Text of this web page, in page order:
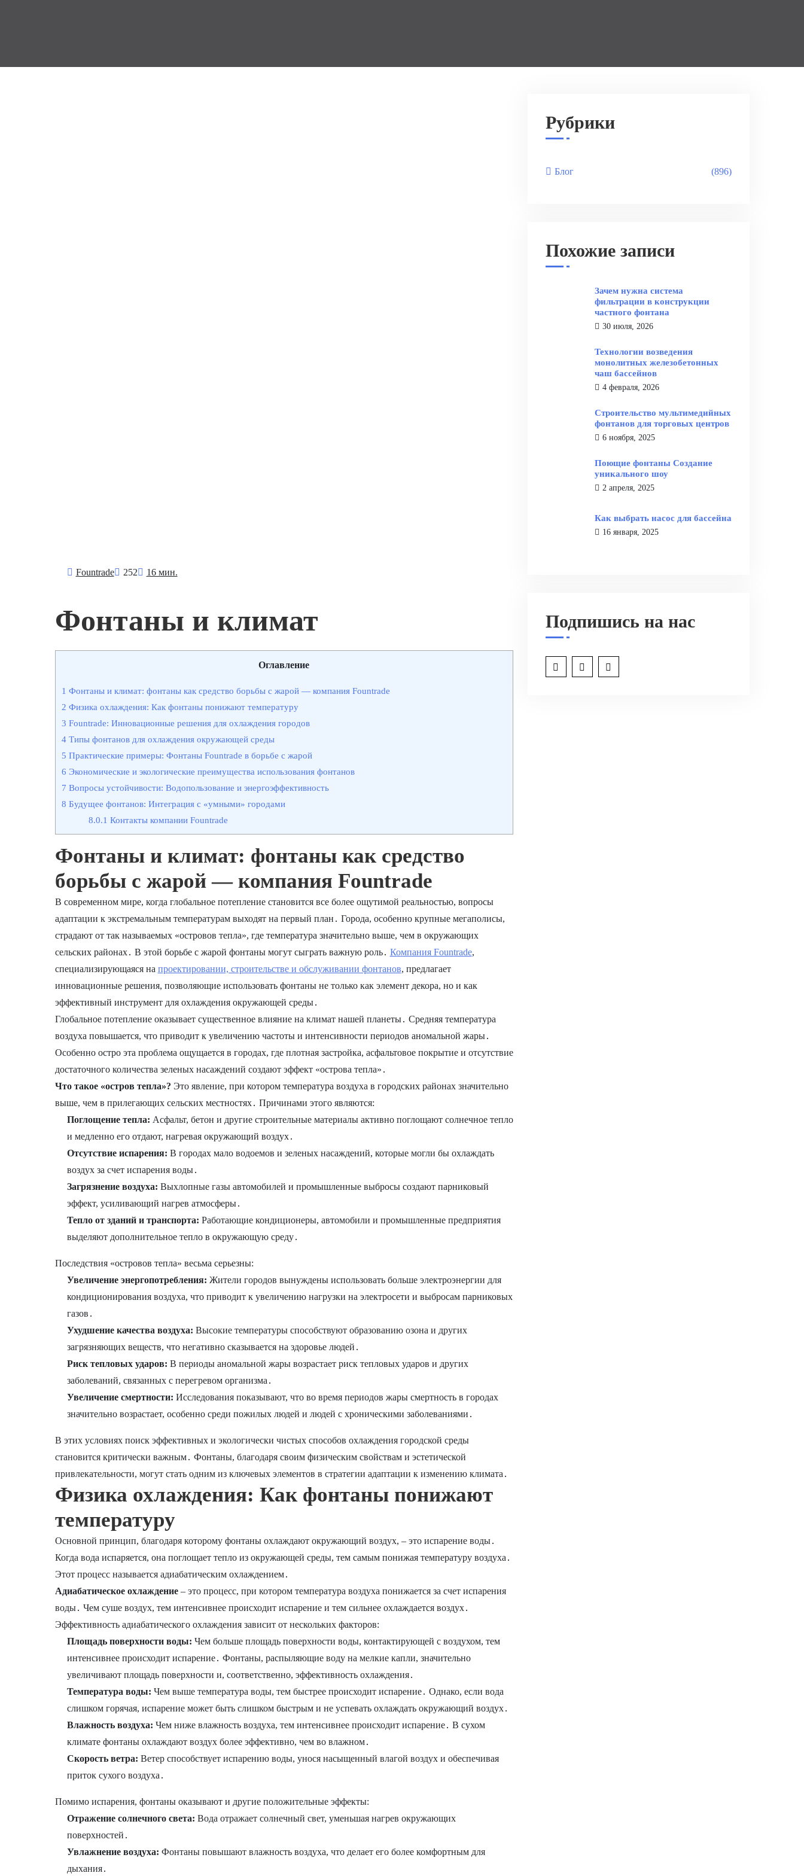
Fоuntrade 252 16 мин.
Фонтаны и климат
Оглавление
1 Фонтаны и климат: фонтаны как средство борьбы с жарой — компания Fountrade
2 Физика охлаждения: Как фонтаны понижают температуру
3 Fountrade: Инновационные решения для охлаждения городов
4Типы фонтанов для охлаждения окружающей среды
5 Практические примеры: Фонтаны Fountrade в борьбе с жарой
6 Экономические и экологические преимущества использования фонтанов
7 Вопросы устойчивости: Водопользование и энергоэффективность
8 Будущее фонтанов: Интеграция с «умными» городами
8.0.1 Контакты компании Fountrade
Фонтаны и климат: фонтаны как средство
борьбы с жарой — компания Fountrade
В современном мире, когда глобальное потепление становится все более ощутимой реальностью, вопросы
адаптации к экстремальным температурам выходят на первый план․ Города, особенно крупные мегаполисы,
страдают от так называемых «островов тепла», где температура значительно выше, чем в окружающих
сельских районах․ В этой борьбе с жарой фонтаны могут сыграть важную роль․ Компания Fountrade,
специализирующаяся на проектировании, строительстве и обслуживании фонтанов, предлагает
инновационные решения, позволяющие использовать фонтаны не только как элемент декора, но и как
эффективный инструмент для охлаждения окружающей среды․
Глобальное потепление оказывает существенное влияние на климат нашей планеты․ Средняя температура
воздуха повышается, что приводит к увеличению частоты и интенсивности периодов аномальной жары․
Особенно остро эта проблема ощущается в городах, где плотная застройка, асфальтовое покрытие и отсутствие
достаточного количества зеленых насаждений создают эффект «острова тепла»․
Что такое «остров тепла»? Это явление, при котором температура воздуха в городских районах значительно
выше, чем в прилегающих сельских местностях․ Причинами этого являются:
Поглощение тепла: Асфальт, бетон и другие строительные материалы активно поглощают солнечное тепло
и медленно его отдают, нагревая окружающий воздух․
Отсутствие испарения: В городах мало водоемов и зеленых насаждений, которые могли бы охлаждать
воздух за счет испарения воды․
Загрязнение воздуха: Выхлопные газы автомобилей и промышленные выбросы создают парниковый
эффект, усиливающий нагрев атмосферы․
Тепло от зданий и транспорта: Работающие кондиционеры, автомобили и промышленные предприятия
выделяют дополнительное тепло в окружающую среду․
Последствия «островов тепла» весьма серьезны:
Увеличение энергопотребления: Жители городов вынуждены использовать больше электроэнергии для
кондиционирования воздуха, что приводит к увеличению нагрузки на электросети и выбросам парниковых
газов․
Ухудшение качества воздуха: Высокие температуры способствуют образованию озона и других
загрязняющих веществ, что негативно сказывается на здоровье людей․
Риск тепловых ударов: В периоды аномальной жары возрастает риск тепловых ударов и других
заболеваний, связанных с перегревом организма․
Увеличение смертности: Исследования показывают, что во время периодов жары смертность в городах
значительно возрастает, особенно среди пожилых людей и людей с хроническими заболеваниями․
В этих условиях поиск эффективных и экологически чистых способов охлаждения городской среды
становится критически важным․ Фонтаны, благодаря своим физическим свойствам и эстетической
привлекательности, могут стать одним из ключевых элементов в стратегии адаптации к изменению климата․
Физика охлаждения: Как фонтаны понижают
температуру
Основной принцип, благодаря которому фонтаны охлаждают окружающий воздух, – это испарение воды․
Когда вода испаряется, она поглощает тепло из окружающей среды, тем самым понижая температуру воздуха․
Этот процесс называется адиабатическим охлаждением․
Адиабатическое охлаждение– это процесс, при котором температура воздуха понижается за счет испарения
воды․ Чем суше воздух, тем интенсивнее происходит испарение и тем сильнее охлаждается воздух․
Эффективность адиабатического охлаждения зависит от нескольких факторов:
Площадь поверхности воды: Чем больше площадь поверхности воды, контактирующей с воздухом, тем
интенсивнее происходит испарение․ Фонтаны, распыляющие воду на мелкие капли, значительно
увеличивают площадь поверхности и, соответственно, эффективность охлаждения․
Температура воды: Чем выше температура воды, тем быстрее происходит испарение․ Однако, если вода
слишком горячая, испарение может быть слишком быстрым и не успевать охлаждать окружающий воздух․
Влажность воздуха: Чем ниже влажность воздуха, тем интенсивнее происходит испарение․ В сухом
климате фонтаны охлаждают воздух более эффективно, чем во влажном․
Скорость ветра: Ветер способствует испарению воды, унося насыщенный влагой воздух и обеспечивая
приток сухого воздуха․
Помимо испарения, фонтаны оказывают и другие положительные эффекты:
Отражение солнечного света: Вода отражает солнечный свет, уменьшая нагрев окружающих
поверхностей․
Увлажнение воздуха: Фонтаны повышают влажность воздуха, что делает его более комфортным для
дыхания․
Рубрики
Блог (896)
Похожие записи
Зачем нужна система
фильтрации в конструкции
частного фонтана
30 июля, 2026
Технологии возведения
монолитных железобетонных
чаш бассейнов
4 февраля, 2026
Строительство мультимедийных
фонтанов для торговых центров
6 ноября, 2025
Поющие фонтаны Создание
уникального шоу
2 апреля, 2025
Как выбрать насос для бассейна
16 января, 2025
Подпишись на нас